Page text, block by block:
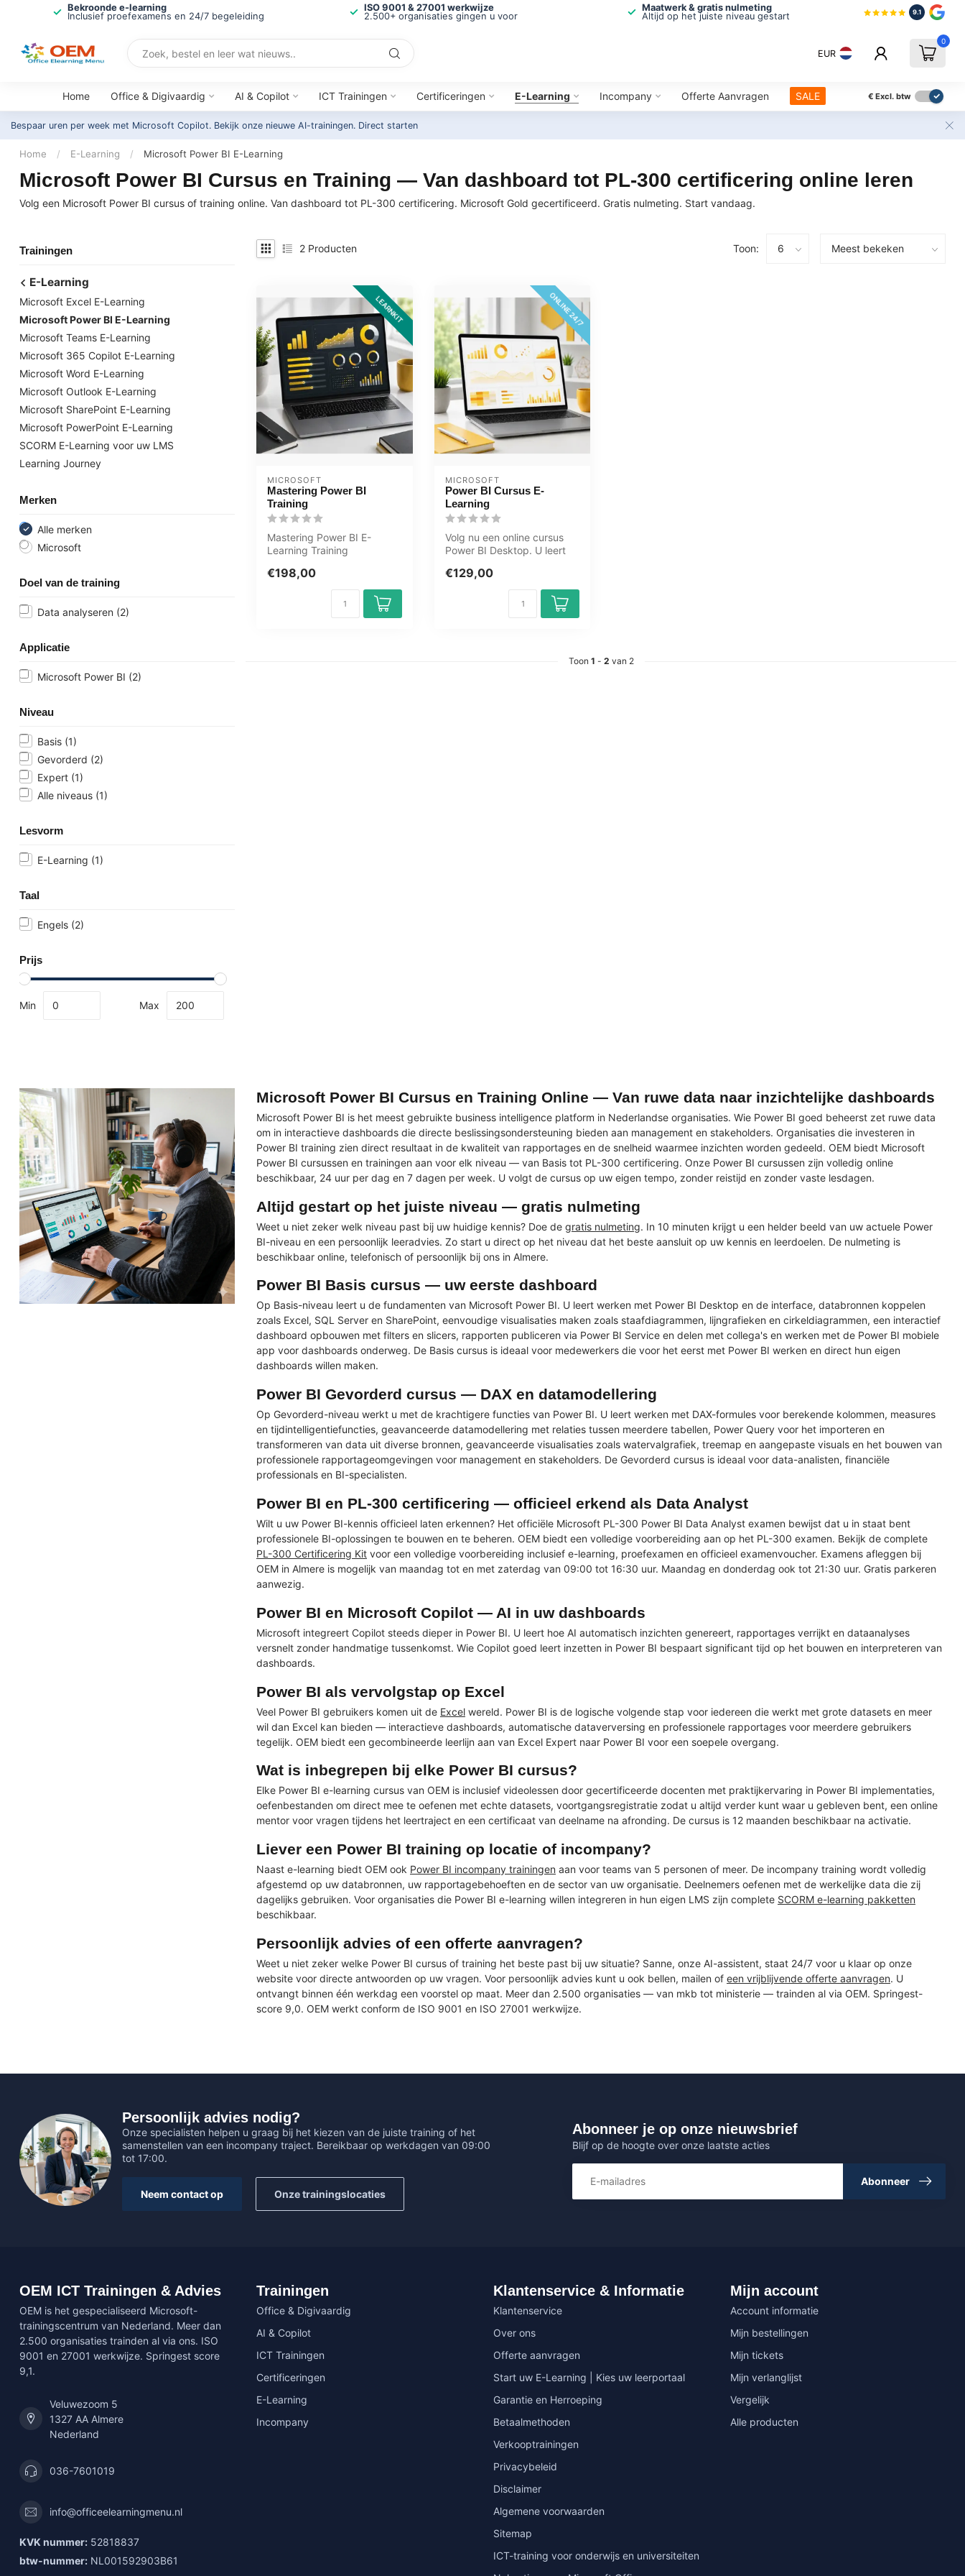
Bekroonde e-learning
Inclusief proefexamens en 24/7 begeleiding
ISO 9001 & 27001 werkwijze
2.500+ organisaties gingen u voor
Maatwerk & gratis nulmeting
Altijd op het juiste niveau gestart
9.1
EUR
0
Home Office & Digivaardig AI & Copilot ICT Trainingen Certificeringen E-Learning Incompany Offerte Aanvragen SALE € Excl. btw
Bespaar uren per week met Microsoft Copilot. Bekijk onze nieuwe AI-trainingen. Direct starten
Home / E-Learning / Microsoft Power BI E-Learning
Microsoft Power BI Cursus en Training — Van dashboard tot PL-300 certificering online leren
Volg een Microsoft Power BI cursus of training online. Van dashboard tot PL-300 certificering. Microsoft Gold gecertificeerd. Gratis nulmeting. Start vandaag.
Trainingen
E-Learning
Microsoft Excel E-Learning
Microsoft Power BI E-Learning
Microsoft Teams E-Learning
Microsoft 365 Copilot E-Learning
Microsoft Word E-Learning
Microsoft Outlook E-Learning
Microsoft SharePoint E-Learning
Microsoft PowerPoint E-Learning
SCORM E-Learning voor uw LMS
Learning Journey
Merken
Alle merken
Microsoft
Doel van de training
Data analyseren (2)
Applicatie
Microsoft Power BI (2)
Niveau
Basis (1)
Gevorderd (2)
Expert (1)
Alle niveaus (1)
Lesvorm
E-Learning (1)
Taal
Engels (2)
Prijs
Min Max
2 Producten Toon:
LEARNKIT
MICROSOFT
Mastering Power BI
Training
Mastering Power BI E-
Learning Training
Quizzen Assessme...
€198,00
ONLINE 24/7
MICROSOFT
Power BI Cursus E-
Learning
Volg nu een online cursus
Power BI Desktop. U leert
berekening...
€129,00
Toon 1 - 2 van 2
Microsoft Power BI Cursus en Training Online — Van ruwe data naar inzichtelijke dashboards
Microsoft Power BI is het meest gebruikte business intelligence platform in Nederlandse organisaties. Wie Power BI goed beheerst zet ruwe data
om in interactieve dashboards die directe beslissingsondersteuning bieden aan management en stakeholders. Organisaties die investeren in
Power BI training zien direct resultaat in de kwaliteit van rapportages en de snelheid waarmee inzichten worden gedeeld. OEM biedt Microsoft
Power BI cursussen en trainingen aan voor elk niveau — van Basis tot PL-300 certificering. Onze Power BI cursussen zijn volledig online
beschikbaar, 24 uur per dag en 7 dagen per week. U volgt de cursus op uw eigen tempo, zonder reistijd en zonder vaste lesdagen.
Altijd gestart op het juiste niveau — gratis nulmeting
Weet u niet zeker welk niveau past bij uw huidige kennis? Doe de gratis nulmeting. In 10 minuten krijgt u een helder beeld van uw actuele Power
BI-niveau en een persoonlijk leeradvies. Zo start u direct op het niveau dat het beste aansluit op uw kennis en leerdoelen. De nulmeting is
beschikbaar online, telefonisch of persoonlijk bij ons in Almere.
Power BI Basis cursus — uw eerste dashboard
Op Basis-niveau leert u de fundamenten van Microsoft Power BI. U leert werken met Power BI Desktop en de interface, databronnen koppelen
zoals Excel, SQL Server en SharePoint, eenvoudige visualisaties maken zoals staafdiagrammen, lijngrafieken en cirkeldiagrammen, een interactief
dashboard opbouwen met filters en slicers, rapporten publiceren via Power BI Service en delen met collega's en werken met de Power BI mobiele
app voor dashboards onderweg. De Basis cursus is ideaal voor medewerkers die voor het eerst met Power BI werken en direct hun eigen
dashboards willen maken.
Power BI Gevorderd cursus — DAX en datamodellering
Op Gevorderd-niveau werkt u met de krachtigere functies van Power BI. U leert werken met DAX-formules voor berekende kolommen, measures
en tijdintelligentiefuncties, geavanceerde datamodellering met relaties tussen meerdere tabellen, Power Query voor het importeren en
transformeren van data uit diverse bronnen, geavanceerde visualisaties zoals watervalgrafiek, treemap en aangepaste visuals en het bouwen van
professionele rapportageomgevingen voor management en stakeholders. De Gevorderd cursus is ideaal voor data-analisten, financiële
professionals en BI-specialisten.
Power BI en PL-300 certificering — officieel erkend als Data Analyst
Wilt u uw Power BI-kennis officieel laten erkennen? Het officiële Microsoft PL-300 Power BI Data Analyst examen bewijst dat u in staat bent
professionele BI-oplossingen te bouwen en te beheren. OEM biedt een volledige voorbereiding aan op het PL-300 examen. Bekijk de complete
PL-300 Certificering Kit voor een volledige voorbereiding inclusief e-learning, proefexamen en officieel examenvoucher. Examens afleggen bij
OEM in Almere is mogelijk van maandag tot en met zaterdag van 09:00 tot 16:30 uur. Maandag en donderdag ook tot 21:30 uur. Gratis parkeren
aanwezig.
Power BI en Microsoft Copilot — AI in uw dashboards
Microsoft integreert Copilot steeds dieper in Power BI. U leert hoe AI automatisch inzichten genereert, rapportages verrijkt en dataanalyses
versnelt zonder handmatige tussenkomst. Wie Copilot goed leert inzetten in Power BI bespaart significant tijd op het bouwen en interpreteren van
dashboards.
Power BI als vervolgstap op Excel
Veel Power BI gebruikers komen uit de Excel wereld. Power BI is de logische volgende stap voor iedereen die werkt met grote datasets en meer
wil dan Excel kan bieden — interactieve dashboards, automatische dataverversing en professionele rapportages voor meerdere gebruikers
tegelijk. OEM biedt een gecombineerde leerlijn aan van Excel Expert naar Power BI voor een soepele overgang.
Wat is inbegrepen bij elke Power BI cursus?
Elke Power BI e-learning cursus van OEM is inclusief videolessen door gecertificeerde docenten met praktijkervaring in Power BI implementaties,
oefenbestanden om direct mee te oefenen met echte datasets, voortgangsregistratie zodat u altijd verder kunt waar u gebleven bent, een online
mentor voor vragen tijdens het leertraject en een certificaat van deelname na afronding. De cursus is 12 maanden beschikbaar na activatie.
Liever een Power BI training op locatie of incompany?
Naast e-learning biedt OEM ook Power BI incompany trainingen aan voor teams van 5 personen of meer. De incompany training wordt volledig
afgestemd op uw databronnen, uw rapportagebehoeften en de sector van uw organisatie. Deelnemers oefenen met de werkelijke data die zij
dagelijks gebruiken. Voor organisaties die Power BI e-learning willen integreren in hun eigen LMS zijn complete SCORM e-learning pakketten
beschikbaar.
Persoonlijk advies of een offerte aanvragen?
Weet u niet zeker welke Power BI cursus of training het beste past bij uw situatie? Sanne, onze AI-assistent, staat 24/7 voor u klaar op onze
website voor directe antwoorden op uw vragen. Voor persoonlijk advies kunt u ook bellen, mailen of een vrijblijvende offerte aanvragen. U
ontvangt binnen één werkdag een voorstel op maat. Meer dan 2.500 organisaties — van mkb tot ministerie — trainden al via OEM. Springest-
score 9,0. OEM werkt conform de ISO 9001 en ISO 27001 werkwijze.
Persoonlijk advies nodig?
Onze specialisten helpen u graag bij het kiezen van de juiste training of het
samenstellen van een incompany traject. Bereikbaar op werkdagen van 09:00
tot 17:00.
Neem contact op Onze trainingslocaties
Abonneer je op onze nieuwsbrief
Blijf op de hoogte over onze laatste acties
Abonneer
OEM ICT Trainingen & Advies
OEM is het gespecialiseerd Microsoft-
trainingscentrum van Nederland. Meer dan
2.500 organisaties trainden al via ons. ISO
9001 en 27001 werkwijze. Springest score
9,1.
Veluwezoom 5
1327 AA Almere
Nederland
036-7601019
info@officeelearningmenu.nl
KVK nummer: 52818837
btw-nummer: NL001592903B61
Trainingen
Office & Digivaardig
AI & Copilot
ICT Trainingen
Certificeringen
E-Learning
Incompany
Klantenservice & Informatie
Klantenservice
Over ons
Offerte aanvragen
Start uw E-Learning | Kies uw leerportaal
Garantie en Herroeping
Betaalmethoden
Verkooptrainingen
Privacybeleid
Disclaimer
Algemene voorwaarden
Sitemap
ICT-training voor onderwijs en universiteiten
Mijn account
Account informatie
Mijn bestellingen
Mijn tickets
Mijn verlanglijst
Vergelijk
Alle producten